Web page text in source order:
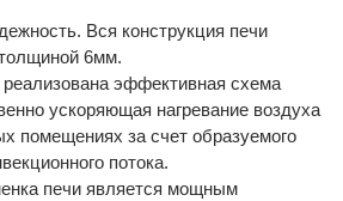
Вся конструкция печи
6мм.
реализована эффективная схема
ускоряющая нагревание воздуха
помещениях за счет образуемого
потока.
печи является мощным